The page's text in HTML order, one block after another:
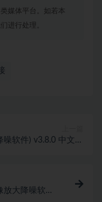
媒体平台。如若本
进行处理。
软件) v3.8.0 中文版
放大降噪软